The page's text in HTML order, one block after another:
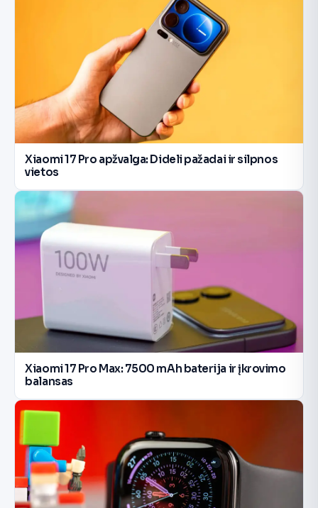
Xiaomi 17 Pro apžvalga: Dideli pažadai ir silpnos
vietos
Xiaomi 17 Pro Max: 7500 mAh baterija ir įkrovimo
balansas